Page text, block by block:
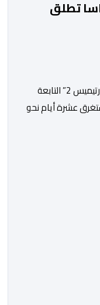
تطلق
انطلق رواد الفضاء الأربعة في مهمة “أرتيميس 2” التابعة
عشرة أيام نحو